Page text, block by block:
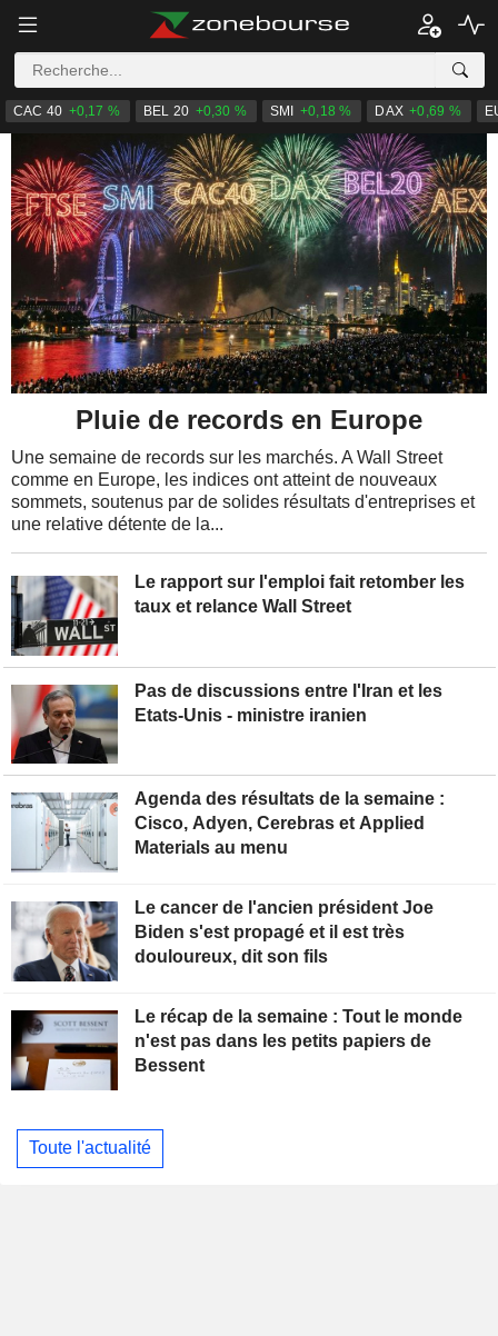
CAC 40 +0,17 % BEL 20 +0,30 % SMI +0,18 % DAX +0,69 %
Le rapport sur l'emploi fait retomber les
taux et relance Wall Street
Pas de discussions entre l'Iran et les
Etats-Unis - ministre iranien
Pluie de records en Europe
Une semaine de records sur les marchés. A Wall Street
comme en Europe, les indices ont atteint de nouveaux
sommets, soutenus par de solides résultats d'entreprises et
une relative détente de la...
Agenda des résultats de la semaine :
Cisco, Adyen, Cerebras et Applied
Materials au menu
Le cancer de l'ancien président Joe
Biden s'est propagé et il est très
douloureux, dit son fils
Le récap de la semaine : Tout le monde
n'est pas dans les petits papiers de
Bessent
Toute l'actualité